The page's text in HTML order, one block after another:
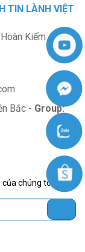
TIN LÀNH VIỆT
Kiếm - Hà
Bắc- Group:
chúng tôi